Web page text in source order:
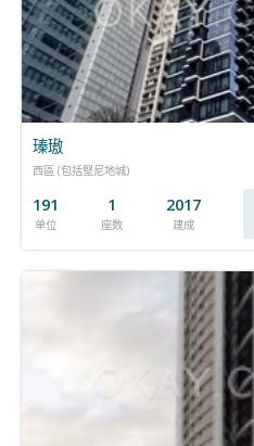
瑧璈
西區 (包括堅尼地城)
191
单位
1
座数
2017
建成